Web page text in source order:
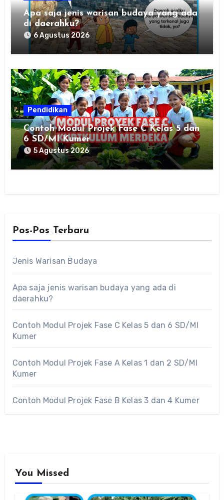
Apa saja jenis warisan budaya yang ada
di daerahku?
6 Agustus 2026
Pendidikan
Contoh Modul Projek Fase C Kelas 5 dan
6 SD/MI Kumer
5 Agustus 2026
Pos-Pos Terbaru
Jenis Warisan Budaya
Apa saja jenis warisan budaya yang ada di
daerahku?
Contoh Modul Projek Fase C Kelas 5 dan 6 SD/MI
Kumer
Contoh Modul Projek Fase A Kelas 1 dan 2 SD/MI
Kumer
Contoh Modul Projek Fase B Kelas 3 dan 4 Kumer
You Missed